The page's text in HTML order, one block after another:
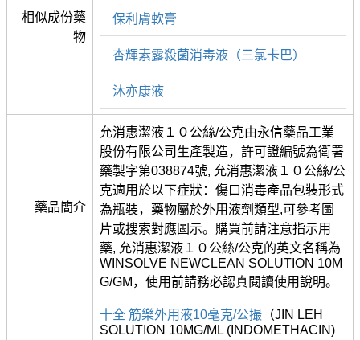
相似成份藥
物
保利膚軟膏
杏輝素露殺菌消毒液（三氯卡巴）
沐亦康液
藥品簡介
允消惠潔液１０公絲/公克由永信藥品工業
股份有限公司生產製造，許可證編號為衛署
藥製字第038874號, 允消惠潔液１０公絲/公
克適用於以下症狀：傷口消毒產品包裝形式
為瓶裝，藥物屬於外用液劑類型,可參考圖
片或搜索對應圖示。購買前請注意指示用
藥, 允消惠潔液１０公絲/公克的英文名稱為
WINSOLVE NEWCLEAN SOLUTION 10M
G/GM，使用前請務必認真閱讀使用說明。
十全 筋樂外用液10毫克/公撮 （JIN LEH
SOLUTION 10MG/ML (INDOMETHACIN)